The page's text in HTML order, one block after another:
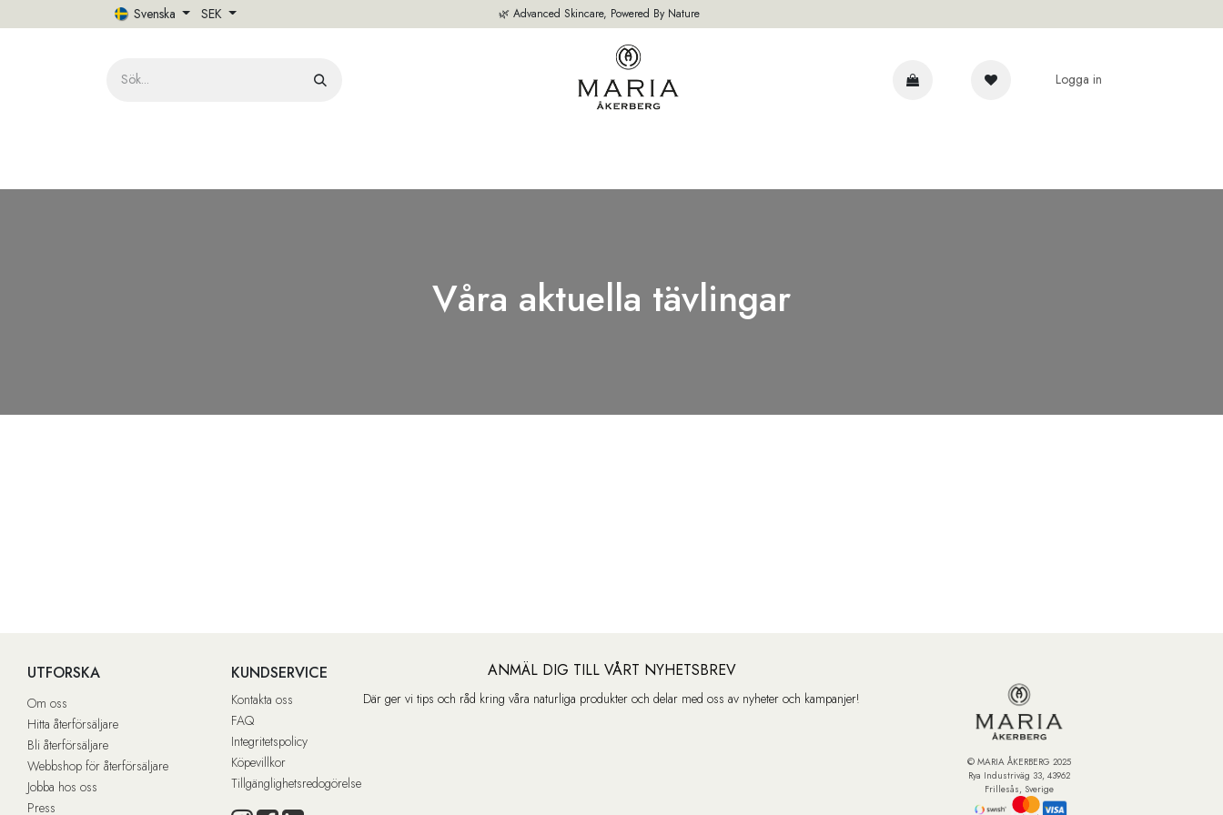
Svenska SEK 🌿 Advanced Skincare, Powered By Nature
Logga in
Våra aktuella tävlingar
UTFORSKA
Om oss
Hitta återförsäljare
Bli återförsäljare
Webbshop för återförsäljare
Jobba hos oss
Press
KUNDSERVICE
Kontakta oss
FAQ
Integritetspolicy
Köpevillkor
Tillgänglighetsredogörelse
ANMÄL DIG TILL VÅRT NYHETSBREV
Där ger vi tips och råd kring våra naturliga produkter och delar med oss av nyheter och kampanjer!
© MARIA ÅKERBERG 2025
Rya Industriväg 33, 43962
Frillesås, Sverige